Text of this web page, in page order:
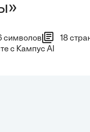
символов
18
с Кампус AI